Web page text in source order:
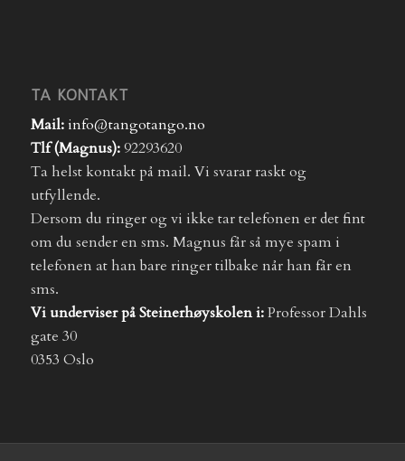
TA KONTAKT
Mail: info@tangotango.no
Tlf (Magnus):92293620
Ta helst kontakt på mail. Vi svarar raskt og
utfyllende.
Dersom du ringer og vi ikke tar telefonen er det fint
om du sender en sms. Magnus får så mye spam i
telefonen at han bare ringer tilbake når han får en
sms.
Vi underviser på Steinerhøyskolen i:Professor Dahls
gate 30
0353 Oslo